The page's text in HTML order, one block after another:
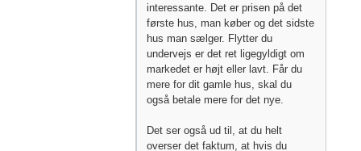
interessante. Det er prisen på det
første hus, man køber og det sidste
hus man sælger. Flytter du
undervejs er det ret ligegyldigt om
markedet er højt eller lavt. Får du
mere for dit gamle hus, skal du
også betale mere for det nye.
Det ser også ud til, at du helt
overser det faktum, at hvis du